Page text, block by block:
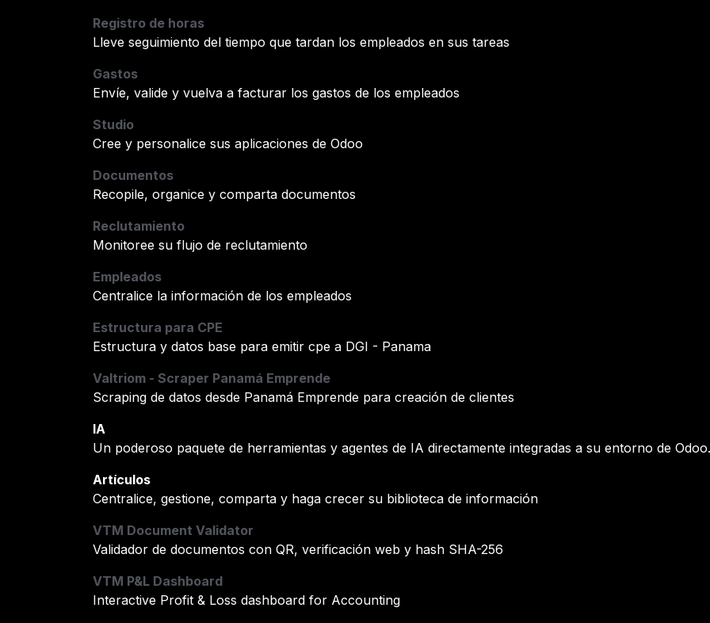
Registro de horas
Lleve seguimiento del tiempo que tardan los empleados en sus tareas
Gastos
Envíe, valide y vuelva a facturar los gastos de los empleados
Studio
Cree y personalice sus aplicaciones de Odoo
Documentos
Recopile, organice y comparta documentos
Reclutamiento
Monitoree su flujo de reclutamiento
Empleados
Centralice la información de los empleados
Estructura para CPE
Estructura y datos base para emitir cpe a DGI - Panama
Valtriom - Scraper Panamá Emprende
Scraping de datos desde Panamá Emprende para creación de clientes
IA
Un poderoso paquete de herramientas y agentes de IA directamente integradas a su entorno de Odoo.
Artículos
Centralice, gestione, comparta y haga crecer su biblioteca de información
VTM Document Validator
Validador de documentos con QR, verificación web y hash SHA-256
VTM P&L Dashboard
Interactive Profit & Loss dashboard for Accounting